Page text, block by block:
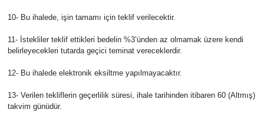
10- Bu ihalede, işin tamamı için teklif verilecektir.
11- İstekliler teklif ettikleri bedelin %3’ünden az olmamak üzere kendi
belirleyecekleri tutarda geçici teminat vereceklerdir.
12- Bu ihalede elektronik eksiltme yapılmayacaktır.
13- Verilen tekliflerin geçerlilik süresi, ihale tarihinden itibaren 60 (Altmış)
takvim günüdür.